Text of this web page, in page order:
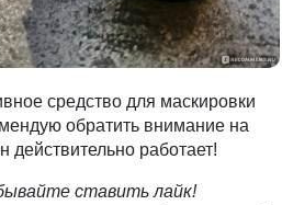
средство для маскировки
обратить внимание на
действительно работает!
ставить лайк!